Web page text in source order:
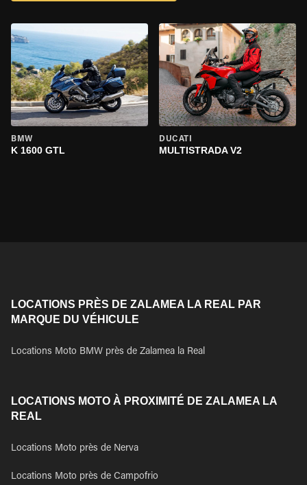
BMW
K 1600 GTL
DUCATI
MULTISTRADA V2
LOCATIONS PRÈS DE ZALAMEA LA REAL PAR
MARQUE DU VÉHICULE
Locations Moto BMW près de Zalamea la Real
LOCATIONS MOTO À PROXIMITÉ DE ZALAMEA LA
REAL
Locations Moto près de Nerva
Locations Moto près de Campofrio